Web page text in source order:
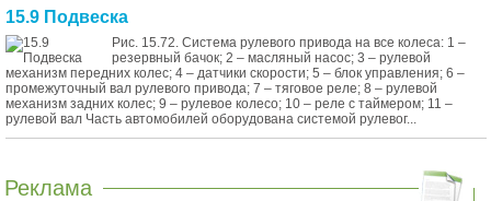
15.9 Подвеска
Рис. 15.72. Система рулевого привода на все колеса: 1 –
резервный бачок; 2 – масляный насос; 3 – рулевой
механизм передних колес; 4 – датчики скорости; 5 – блок управления; 6 –
промежуточный вал рулевого привода; 7 – тяговое реле; 8 – рулевой
механизм задних колес; 9 – рулевое колесо; 10 – реле с таймером; 11 –
рулевой вал Часть автомобилей оборудована системой рулевог...
Реклама